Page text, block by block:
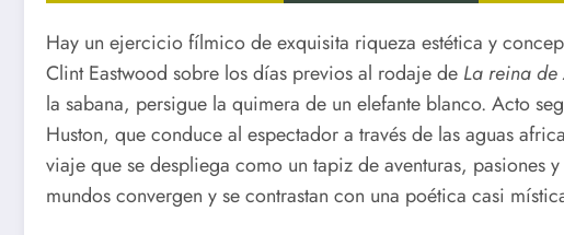
Hay un ejercicio fílmico de exquisita riqueza estética y
Clint Eastwood sobre los días previos al rodaje de La reina
la sabana, persigue la quimera de un elefante blanco. Acto
Huston, que conduce al espectador a través de las aguas
viaje que se despliega como un tapiz de aventuras, pasiones
mundos convergen y se contrastan con una poética casi